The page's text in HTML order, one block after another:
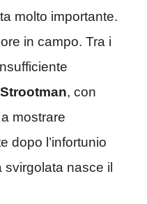
molto importante.
in campo. Tra i
Strootman, con
mostrare
dopo l’infortunio
svirgolata nasce il